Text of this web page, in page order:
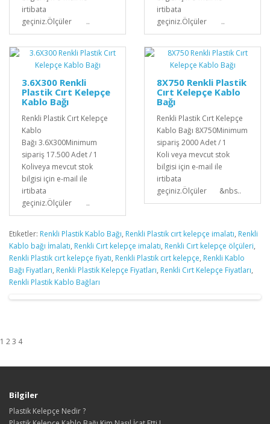
irtibata
geçiniz.Ölçüler ..
irtibata
geçiniz.Ölçüler ..
3.6X300 Renkli
Plastik Cırt Kelepçe
Kablo Bağı
Renkli Plastik Cırt Kelepçe
Kablo
Bağı 3.6X300Minimum
sipariş 17.500 Adet / 1
Koliveya mevcut stok
bilgisi için e-mail ile
irtibata
geçiniz.Ölçüler ..
8X750 Renkli Plastik
Cırt Kelepçe Kablo
Bağı
Renkli Plastik Cırt Kelepçe
Kablo Bağı 8X750Minimum
sipariş 2000 Adet / 1
Koli veya mevcut stok
bilgisi için e-mail ile
irtibata
geçiniz.Ölçüler &nbs..
Etiketler: Renkli Plastik Kablo Bağı, Renkli Plastik cırt kelepçe imalatı, Renkli
Kablo bağı İmalatı, Renkli Cırt kelepçe imalatı, Renkli Cırt kelepçe ölçüleri,
Renkli Plastik cırt kelepçe fiyatı, Renkli Plastik cırt kelepçe, Renkli Kablo
Bağı Fiyatları, Renkli Plastik Kelepçe Fiyatları, Renkli Cırt Kelepçe Fiyatları,
Renkli Plastik Kablo Bağları
1 2 3 4
Bilgiler
Plastik Kelepçe Nedir ?